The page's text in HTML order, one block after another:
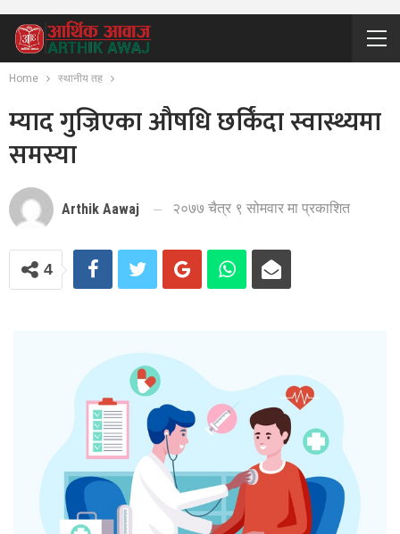
Home स्थानीय तह
म्याद गुज्रिएका औषधि छर्किंदा स्वास्थ्यमा
समस्या
Arthik Aawaj २०७७ चैत्र ९ सोमवार मा प्रकाशित
4